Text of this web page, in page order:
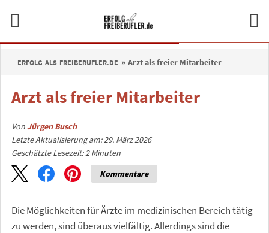
ERFOLG-ALS-FREIBERUFLER.DE Arzt als freier Mitarbeiter
Arzt als freier Mitarbeiter
VonJürgen Busch
Letzte Aktualisierung am: 29. März 2026
Geschätzte Lesezeit:2 Minuten
Kommentare
Die Möglichkeiten für Ärzte im medizinischen Bereich tätig
zu werden, sind überaus vielfältig. Allerdings sind die